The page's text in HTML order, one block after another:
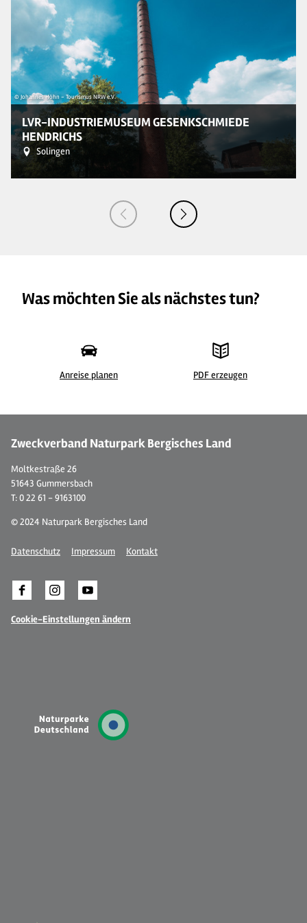
© Johannes Höhn - Tourismus NRW e.V.
LVR-INDUSTRIEMUSEUM GESENKSCHMIEDE
HENDRICHS
Solingen
Was möchten Sie als nächstes tun?
Anreise planen PDF erzeugen
Zweckverband Naturpark Bergisches Land
Moltkestraße 26
51643 Gummersbach
T: 0 22 61 - 9163100
© 2024 Naturpark Bergisches Land
Datenschutz Impressum Kontakt
Cookie-Einstellungen ändern